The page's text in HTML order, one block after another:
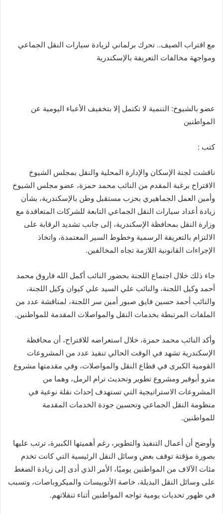
مع اقتراب الصيف.. تحرك برلماني لزيادة سيارات النقل الجماعي
ومواجهة مخالفات التعريفة بالإسكندرية
عضو بالشيوخ: التنمية لا تكتمل إلا بتخفيف الأعباء اليومية عن
المواطنين
كتب :
ناقشت لجنة الإسكان والإدارة المحلية والنقل بمجلس الشيوخ
الاقتراح برغبة المقدم من النائب محمد حمزة، عضو مجلس الشيوخ
وأمين العمل الجماهيري بحزب مستقبل وطن بالإسكندرية، بشأن
زيادة أعداد سيارات النقل الجماعي التابعة للشركات المتعاقدة مع
وزارة النقل بمحافظة الإسكندرية، إلى جانب تشديد الرقابة على
الالتزام بالتعريفة الرسمية وخطوط السير المعتمدة، واتخاذ
الإجراءات القانونية اللازمة تجاه المخالفين.
جاء ذلك خلال اجتماع اللجنة بحضور النائب أكمل الله فاروق محمد
أحمد وكيل اللجنة، والنائب علي السيد علي كيوان وكيل اللجنة،
والنائب أحمد حسين فايق صبور أمين سر اللجنة، لمناقشة عدد من
الملفات المرتبطة بخدمات النقل والمواصلات المقدمة للمواطنين.
وأكد النائب محمد حمزة، خلال استعراضه للاقتراح، أن محافظة
الإسكندرية تشهد في الوقت الحالي تنفيذ عدد من المشروعات
القومية الكبرى في قطاع النقل والمواصلات، وفي مقدمتها مشروع
مترو أبوقير ومشروع تطوير وتحديث ترام الرمل، وهما من
المشروعات الاستراتيجية التي تستهدف إحداث نقلة نوعية في
منظومة النقل الجماعي وتحسين جودة الخدمات المقدمة
للمواطنين.
وأوضح أن أعمال التنفيذ والتطوير، رغم أهميتها الكبيرة، ترتب عليها
بصورة مؤقتة توقف بعض وسائل النقل الرئيسية التي كانت تخدم
مئات الآلاف من المواطنين يوميًا، الأمر الذي أدى إلى زيادة الضغط
على وسائل النقل البديلة، خاصة الأتوبيسات والميكروباصات، وتسبب
في ظهور تحديات يومية تواجه المواطنين أثناء تنقلاتهم.